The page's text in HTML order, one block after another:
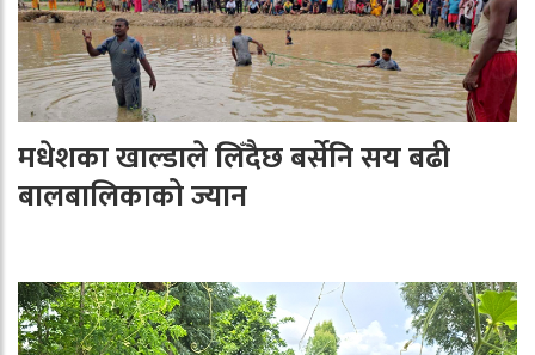
मधेशका खाल्डाले लिँदैछ बर्सेनि सय बढी
बालबालिकाको ज्यान